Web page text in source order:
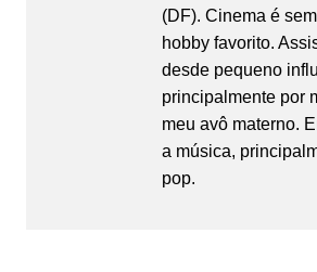
(DF). Cinema é
hobby favorito.
desde pequeno
principalmente por
meu avô materno.
a música,
pop.